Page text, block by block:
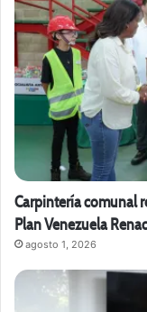
Carpintería comunal
Plan Venezuela
agosto 1, 2026